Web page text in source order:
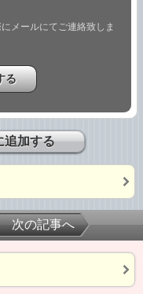
メールにてご連絡致しま
追加する
次の記事へ